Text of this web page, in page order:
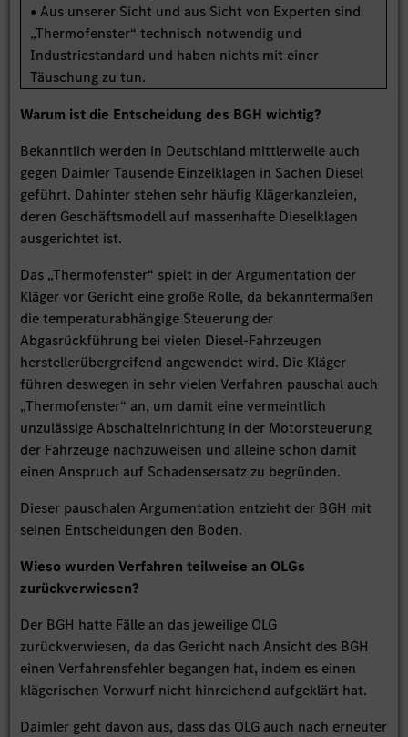
• Aus unserer Sicht und aus Sicht von Experten sind
„Thermofenster“ technisch notwendig und
Industriestandard und haben nichts mit einer
Täuschung zu tun.
Warum ist die Entscheidung des BGH wichtig?
Bekanntlich werden in Deutschland mittlerweile auch
gegen Daimler Tausende Einzelklagen in Sachen Diesel
geführt. Dahinter stehen sehr häufig Klägerkanzleien,
deren Geschäftsmodell auf massenhafte Dieselklagen
ausgerichtet ist.
Das „Thermofenster“ spielt in der Argumentation der
Kläger vor Gericht eine große Rolle, da bekanntermaßen
die temperaturabhängige Steuerung der
Abgasrückführung bei vielen Diesel-Fahrzeugen
herstellerübergreifend angewendet wird. Die Kläger
führen deswegen in sehr vielen Verfahren pauschal auch
„Thermofenster“ an, um damit eine vermeintlich
unzulässige Abschalteinrichtung in der Motorsteuerung
der Fahrzeuge nachzuweisen und alleine schon damit
einen Anspruch auf Schadensersatz zu begründen.
Dieser pauschalen Argumentation entzieht der BGH mit
seinen Entscheidungen den Boden.
Wieso wurden Verfahren teilweise an OLGs
zurückverwiesen?
Der BGH hatte Fälle an das jeweilige OLG
zurückverwiesen, da das Gericht nach Ansicht des BGH
einen Verfahrensfehler begangen hat, indem es einen
klägerischen Vorwurf nicht hinreichend aufgeklärt hat.
Daimler geht davon aus, dass das OLG auch nach erneuter